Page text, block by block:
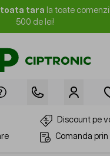
tara la toate
500 de lei!
Discount pe
Comanda prin